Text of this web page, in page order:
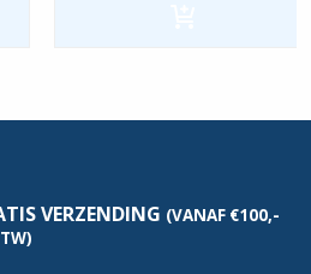
VERZENDING (VANAF €100,-